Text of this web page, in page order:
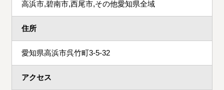
高浜市,碧南市,西尾市,その他愛知県全域
住所
愛知県高浜市呉竹町3-5-32
アクセス